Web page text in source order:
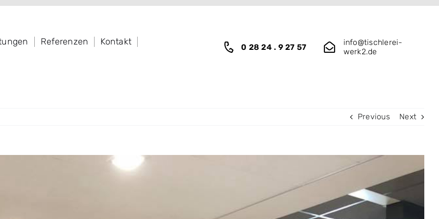
Referenzen
Kontakt
0 28 24 . 9 27 57
info@tischlerei-
werk2.de
Previous Next